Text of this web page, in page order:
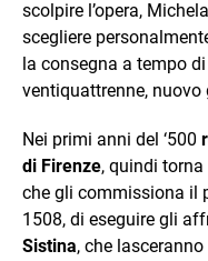
scolpire l’opera,
scegliere
la consegna a tempo
ventiquattrenne, nuovo
Nei primi anni del ‘500
di Firenze, quindi torna
che gli commissiona il
1508, di eseguire gli
Sistina, che